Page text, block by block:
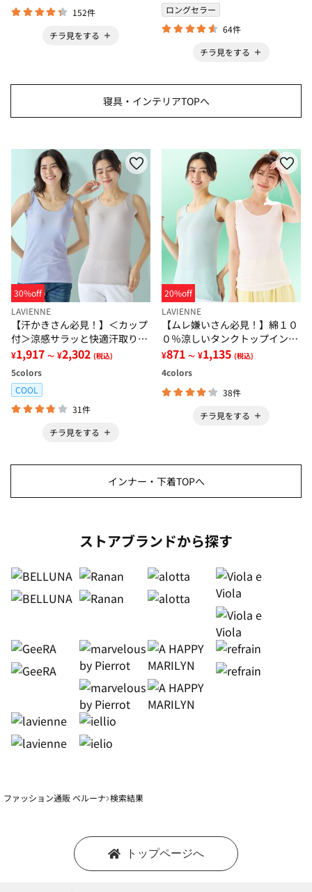
152件
チラ見をする
ロングセラー
64件
チラ見をする
寝具・インテリアTOPへ
30%off
LAVIENNE
【汗かきさん必見！】＜カップ
付＞涼感サラッと快適汗取りタ
ンクトップインナー＜さらりラ
ボ＞
¥1,917 ～ ¥2,302 (税込)
5colors
COOL
31件
チラ見をする
20%off
LAVIENNE
【ムレ嫌いさん必見！】綿１０
０％涼しいタンクトップインナ
ー＜さらりラボ＞
¥871 ～ ¥1,135 (税込)
4colors
38件
チラ見をする
インナー・下着TOPへ
ストアブランドから探す
ファッション通販 ベルーナ 検索結果
トップページへ